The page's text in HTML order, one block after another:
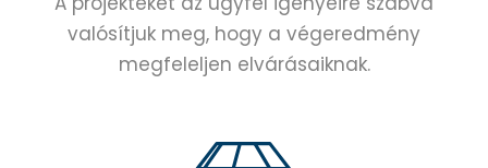
valósítjuk meg, hogy a végeredmény
megfeleljen elvárásaiknak.